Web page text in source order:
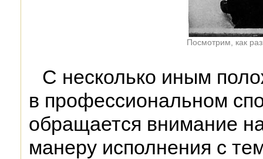
Посмотрим, как
С несколько иным
в профессиональном
обращается внимание
манеру исполнения с